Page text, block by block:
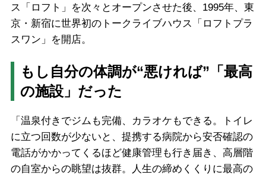
ス「ロフト」を次々とオープンさせた後、1995年、東
京・新宿に世界初のトークライブハウス「ロフトプラ
スワン」を開店。
もし自分の体調が“悪ければ”「最高
の施設」だった
「温泉付きでジムも完備、カラオケもできる。トイレ
に立つ回数が少ないと、提携する病院から安否確認の
電話がかかってくるほど健康管理も行き届き、高層階
の自室からの眺望は抜群。人生の締めくくりに最高の